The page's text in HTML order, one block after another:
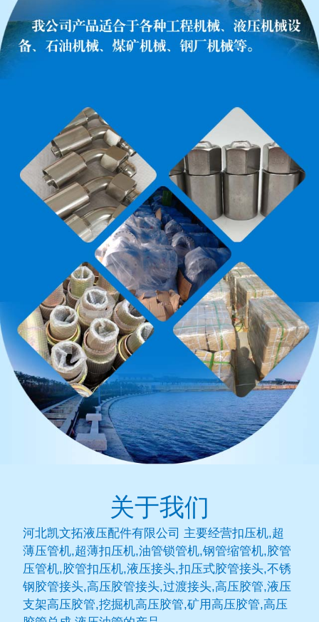
关于我们
河北凯文拓液压配件有限公司 主要经营扣压机,超
薄压管机,超薄扣压机,油管锁管机,钢管缩管机,胶管
压管机,胶管扣压机,液压接头,扣压式胶管接头,不锈
钢胶管接头,高压胶管接头,过渡接头,高压胶管,液压
支架高压胶管,挖掘机高压胶管,矿用高压胶管,高压